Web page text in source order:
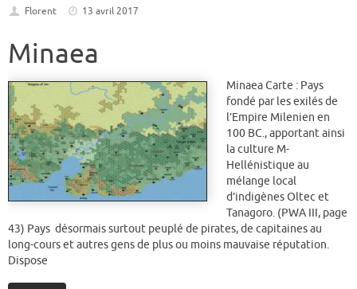
Florent 13 avril 2017
Minaea
Minaea Carte : Pays
fondé par les exilés de
l’Empire Milenien en
100 BC., apportant ainsi
la culture M-
Hellénistique au
mélange local
d’indigènes Oltec et
Tanagoro. (PWA III, page
43) Pays désormais surtout peuplé de pirates, de capitaines au
long-cours et autres gens de plus ou moins mauvaise réputation.
Dispose